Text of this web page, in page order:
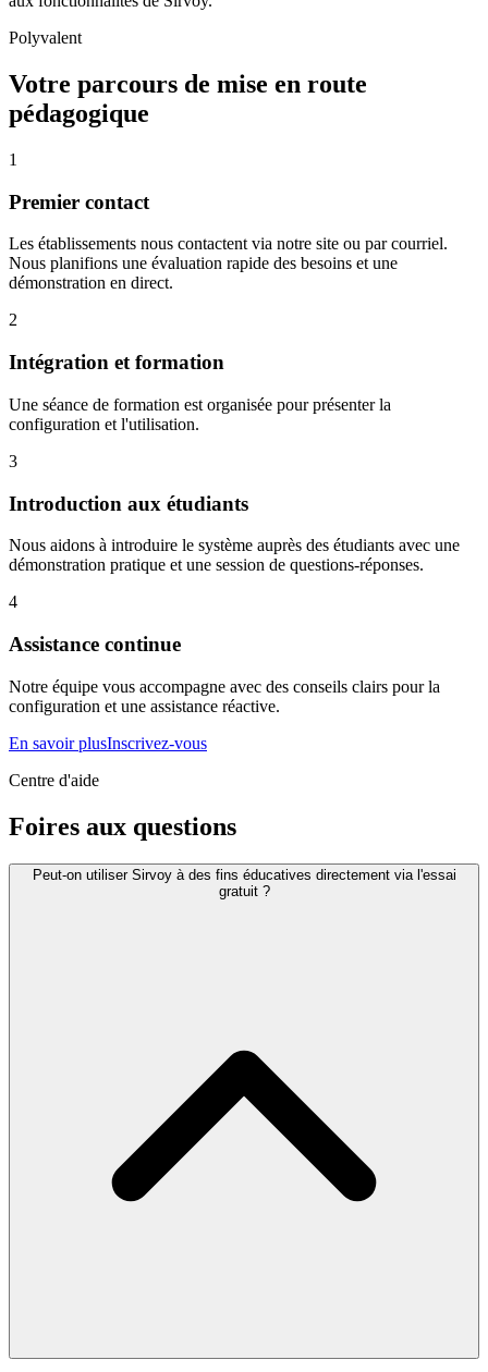
Polyvalent
Votre parcours de mise en route
pédagogique
1
Premier contact
Les établissements nous contactent via notre site ou par courriel.
Nous planifions une évaluation rapide des besoins et une
démonstration en direct.
2
Intégration et formation
Une séance de formation est organisée pour présenter la
configuration et l'utilisation.
3
Introduction aux étudiants
Nous aidons à introduire le système auprès des étudiants avec une
démonstration pratique et une session de questions-réponses.
4
Assistance continue
Notre équipe vous accompagne avec des conseils clairs pour la
configuration et une assistance réactive.
En savoir plusInscrivez-vous
Centre d'aide
Foires aux questions
Peut-on utiliser Sirvoy à des fins éducatives directement via l'essai
gratuit ?